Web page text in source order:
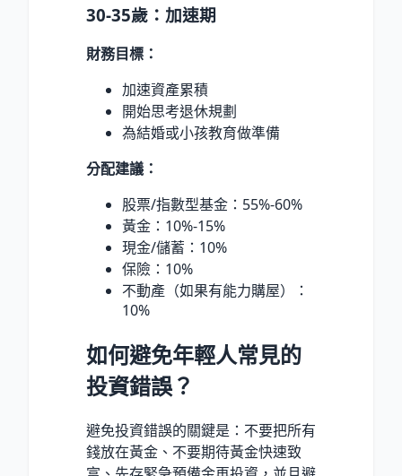
30-35歲：加速期
財務目標：
加速資產累積
開始思考退休規劃
為結婚或小孩教育做準備
分配建議：
股票/指數型基金：55%-60%
黃金：10%-15%
現金/儲蓄：10%
保險：10%
不動產（如果有能力購屋）：
10%
如何避免年輕人常見的
投資錯誤？
避免投資錯誤的關鍵是：不要把所有
錢放在黃金、不要期待黃金快速致